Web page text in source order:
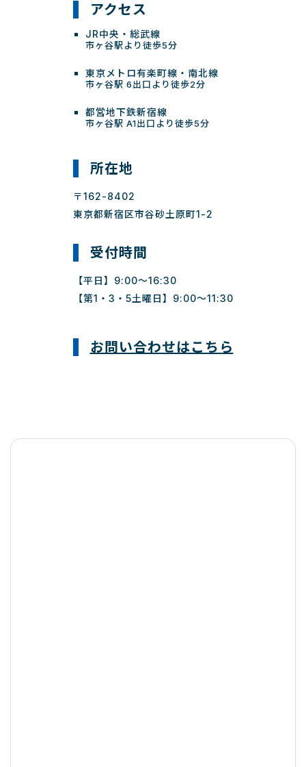
アクセス
JR中央・総武線
市ヶ谷駅より徒歩5分
東京メトロ有楽町線・南北線
市ヶ谷駅 6出口より徒歩2分
都営地下鉄新宿線
市ヶ谷駅 A1出口より徒歩5分
所在地
〒162-8402
東京都新宿区市谷砂土原町1-2
受付時間
【平日】9:00～16:30
【第1・3・5土曜日】9:00～11:30
お問い合わせはこちら